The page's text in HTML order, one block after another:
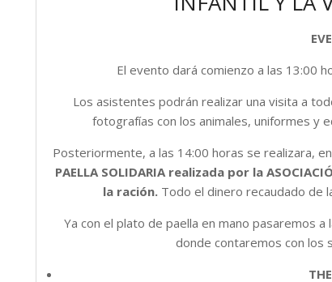
El evento dará comienzo a las 13:00
Los asistentes podrán realizar una visita a
fotografías con los animales, uniformes y
Posteriormente, a las 14:00 horas se realizara,
PAELLA SOLIDARIA realizada por la
la ración. Todo el dinero recaudado de
Ya con el plato de paella en mano pasaremos
donde contaremos con los